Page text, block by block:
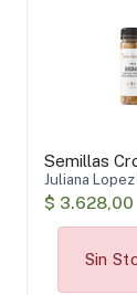
Semillas
Juliana
$ 3.628,00
Sin